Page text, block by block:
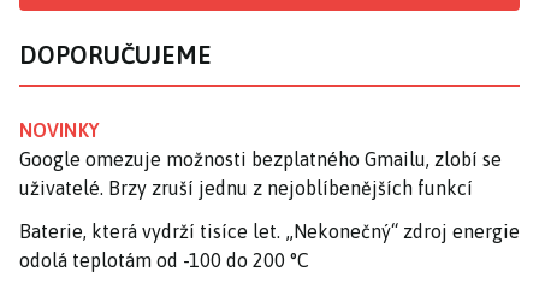
DOPORUČUJEME
NOVINKY
Google omezuje možnosti bezplatného Gmailu, zlobí se
uživatelé. Brzy zruší jednu z nejoblíbenějších funkcí
Baterie, která vydrží tisíce let. „Nekonečný“ zdroj energie
odolá teplotám od -100 do 200 °C